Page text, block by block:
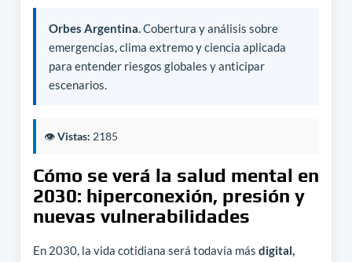
Orbes Argentina.Cobertura y análisis sobre
emergencias, clima extremo y ciencia aplicada
para entender riesgos globales y anticipar
escenarios.
👁️Vistas: 2185
Cómo se verá la salud mental en
2030: hiperconexión, presión y
nuevas vulnerabilidades
En 2030, la vida cotidiana será todavía más digital,